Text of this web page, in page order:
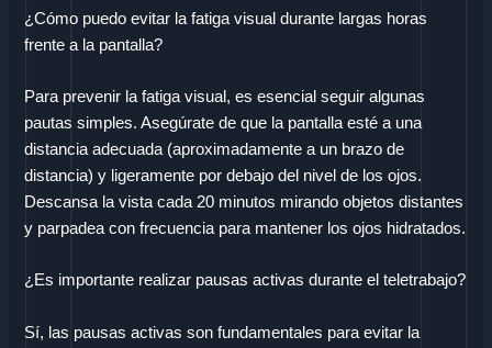
¿Cómo puedo evitar la fatiga visual durante largas horas
frente a la pantalla?
Para prevenir la fatiga visual, es esencial seguir algunas
pautas simples. Asegúrate de que la pantalla esté a una
distancia adecuada (aproximadamente a un brazo de
distancia) y ligeramente por debajo del nivel de los ojos.
Descansa la vista cada 20 minutos mirando objetos distantes
y parpadea con frecuencia para mantener los ojos hidratados.
¿Es importante realizar pausas activas durante el teletrabajo?
Sí, las pausas activas son fundamentales para evitar la